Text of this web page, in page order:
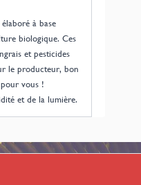
à base
biologique. Ces
et pesticides
le producteur, bon
vous !
et de la lumière.